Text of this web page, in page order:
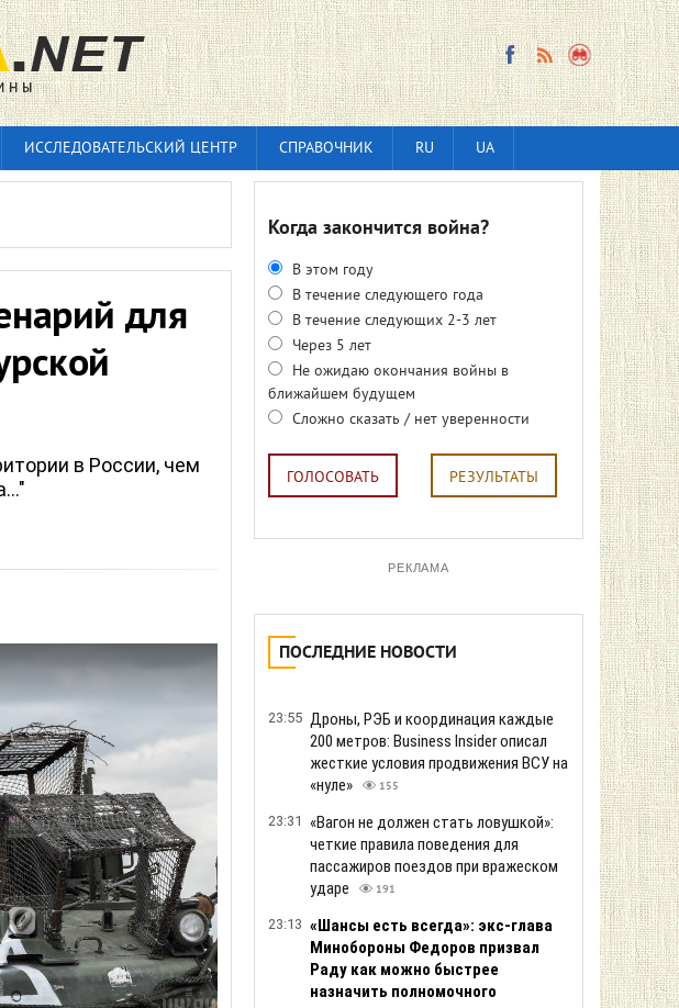
ИССЛЕДОВАТЕЛЬСКИЙ ЦЕНТР СПРАВОЧНИК RU UA
для
в России, чем
Когда закончится война?
В этом году
В течение следующего года
В течение следующих 2-3 лет
Через 5 лет
Не ожидаю окончания войны в
ближайшем будущем
Сложно сказать / нет уверенности
ГОЛОСОВАТЬ РЕЗУЛЬТАТЫ
РЕКЛАМА
ПОСЛЕДНИЕ НОВОСТИ
23:55 Дроны, РЭБ и координация каждые
200 метров: Business Insider описал
жесткие условия продвижения ВСУ на
«нуле»
155
23:31
«Вагон не должен стать ловушкой»:
четкие правила поведения для
пассажиров поездов при вражеском
ударе
191
23:13 «Шансы есть всегда»: экс-глава
Минобороны Федоров призвал
Раду как можно быстрее
назначить полномочного